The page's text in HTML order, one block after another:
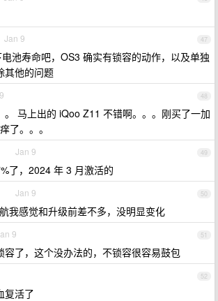
47
Jan 9
池寿命吧，OS3 确实有锁容的动作，以及单独
其他的问题
48
。 马上出的 iQoo Z11 不错啊。。。刚买了一加
了。。。
49
Jan 9
了，2024 年 3 月激活的
50
Jan 9
我感觉和升级前差不多，没明显变化
51
9
容了，这个没办法的，不锁容很容易鼓包
52
复活了